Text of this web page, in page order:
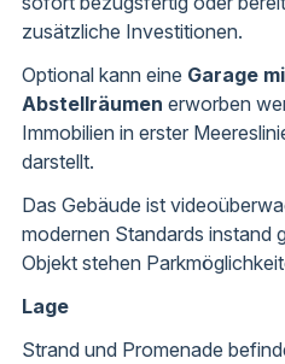
zusätzliche Investitionen.
Optional kann eine Garage
Abstellräumen erworben
Immobilien in erster
darstellt.
Das Gebäude ist
modernen Standards instand
Objekt stehen
Lage
Strand und Promenade